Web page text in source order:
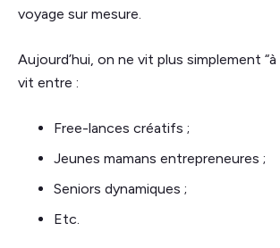
voyage sur mesure.
Aujourd’hui, on ne vit plus simplement “à
vit entre :
Free-lances créatifs ;
Jeunes mamans entrepreneures ;
Seniors dynamiques ;
Etc.